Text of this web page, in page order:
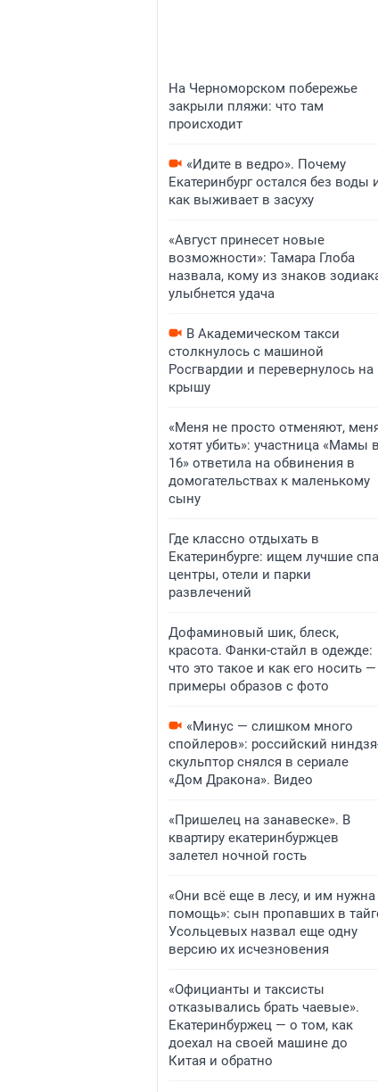
На Черноморском побережье
закрыли пляжи: что там
происходит
«Идите в ведро». Почему
Екатеринбург остался без воды
как выживает в засуху
«Август принесет новые
возможности»: Тамара Глоба
назвала, кому из знаков
улыбнется удача
В Академическом такси
столкнулось с машиной
Росгвардии и перевернулось на
крышу
«Меня не просто отменяют,
хотят убить»: участница «Мамы в
16» ответила на обвинения в
домогательствах к маленькому
сыну
Где классно отдыхать в
Екатеринбурге: ищем лучшие
центры, отели и парки
развлечений
Дофаминовый шик, блеск,
красота. Фанки-стайл в одежде:
что это такое и как его носить —
примеры образов с фото
«Минус — слишком много
спойлеров»: российский
скульптор снялся в сериале
«Дом Дракона». Видео
«Пришелец на занавеске». В
квартиру екатеринбуржцев
залетел ночной гость
«Они всё еще в лесу, и им нужна
помощь»: сын пропавших в
Усольцевых назвал еще одну
версию их исчезновения
«Официанты и таксисты
отказывались брать чаевые».
Екатеринбуржец — о том, как
доехал на своей машине до
Китая и обратно